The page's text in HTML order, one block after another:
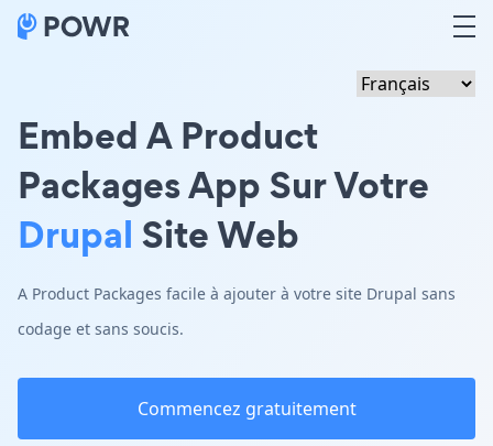
Embed A Product
Packages App Sur Votre
Drupal Site Web
A Product Packages facile à ajouter à votre site Drupal sans
codage et sans soucis.
Commencez gratuitement